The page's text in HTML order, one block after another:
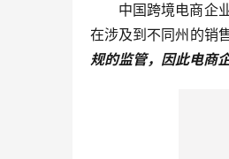
中国跨境电商企
在涉及到不同州的销
规的监管，因此电商